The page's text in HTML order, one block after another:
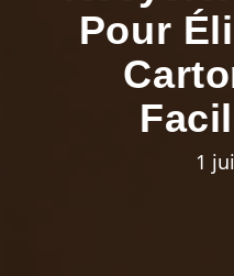
Pour
1